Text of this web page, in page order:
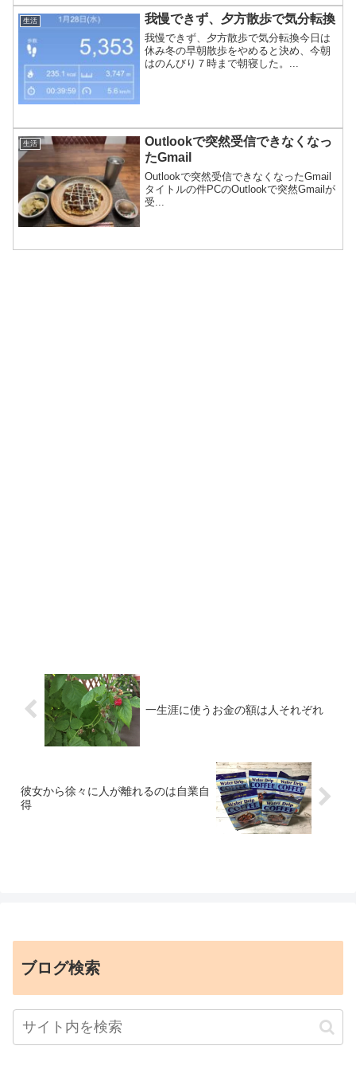
生活 我慢できず、夕方散歩で気分転換
我慢できず、夕方散歩で気分転換今日は
休み冬の早朝散歩をやめると決め、今朝
はのんびり７時まで朝寝した。...
生活
Outlookで突然受信できなくなっ
たGmail
Outlookで突然受信できなくなったGmail
タイトルの件PCのOutlookで突然Gmailが
受...
一生涯に使うお金の額は人それぞれ
彼女から徐々に人が離れるのは自業自
得
ブログ検索